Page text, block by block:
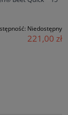
Niedostępny
221,00 zł